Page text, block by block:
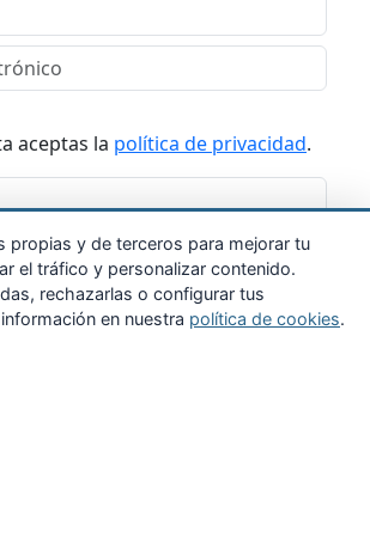
aceptas la política de privacidad.
Suscribirme
propias y de terceros para mejorar tu
el tráfico y personalizar contenido.
rechazarlas o configurar tus
en nuestra política de cookies.